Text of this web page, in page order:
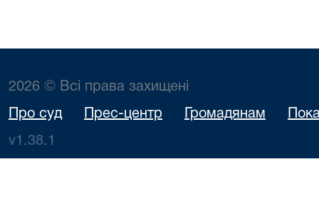
2026 © Всі права захищені
Про суд Прес-центр Громадянам
v1.38.1